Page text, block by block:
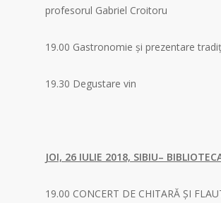
profesorul Gabriel Croitoru
19.00 Gastronomie şi prezentare
19.30 Degustare vin
JOI, 26 IULIE 2018, SIBIU–
19.00 CONCERT DE CHITARĂ ȘI